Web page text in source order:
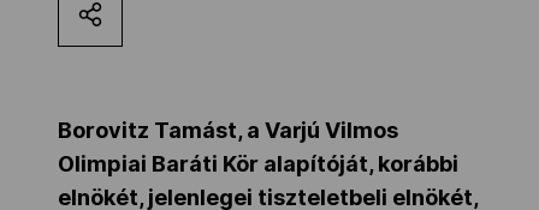
Kettőskarrier-program
NOB
Borovitz Tamást, a Varjú Vilmos
Olimpiai Baráti Kör alapítóját, korábbi
elnökét, jelenlegei tiszteletbeli elnökét,